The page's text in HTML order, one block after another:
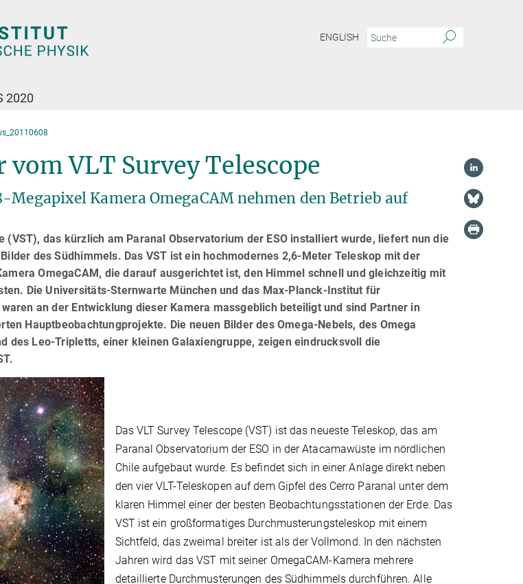
ENGLISH
2020
vom VLT Survey Telescope
Megapixel Kamera OmegaCAM nehmen den Betrieb auf
(VST), das kürzlich am Paranal Observatorium der ESO installiert wurde, liefert nun die
des Südhimmels. Das VST ist ein hochmodernes 2,6-Meter Teleskop mit der
OmegaCAM, die darauf ausgerichtet ist, den Himmel schnell und gleichzeitig mit
Die Universitäts-Sternwarte München und das Max-Planck-Institut für
an der Entwicklung dieser Kamera massgeblich beteiligt und sind Partner in
Hauptbeobachtungprojekte. Die neuen Bilder des Omega-Nebels, des Omega
des Leo-Tripletts, einer kleinen Galaxiengruppe, zeigen eindrucksvoll die
Das VLT Survey Telescope (VST) ist das neueste Teleskop, das am
Paranal Observatorium der ESO in der Atacamawüste im nördlichen
Chile aufgebaut wurde. Es befindet sich in einer Anlage direkt neben
den vier VLT-Teleskopen auf dem Gipfel des Cerro Paranal unter dem
klaren Himmel einer der besten Beobachtungsstationen der Erde. Das
VST ist ein großformatiges Durchmusterungsteleskop mit einem
Sichtfeld, das zweimal breiter ist als der Vollmond. In den nächsten
Jahren wird das VST mit seiner OmegaCAM-Kamera mehrere
detaillierte Durchmusterungen des Südhimmels durchführen. Alle